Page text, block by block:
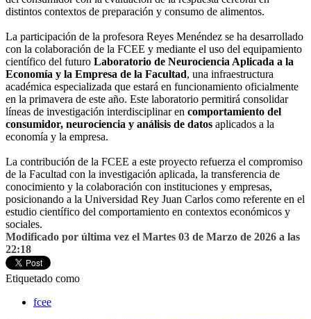
distintos contextos de preparación y consumo de alimentos.
La participación de la profesora Reyes Menéndez se ha desarrollado
con la colaboración de la FCEE y mediante el uso del equipamiento
científico del futuro Laboratorio de Neurociencia Aplicada a la
Economía y la Empresa de la Facultad, una infraestructura
académica especializada que estará en funcionamiento oficialmente
en la primavera de este año. Este laboratorio permitirá consolidar
líneas de investigación interdisciplinar en comportamiento del
consumidor, neurociencia y análisis de datos aplicados a la
economía y la empresa.
La contribución de la FCEE a este proyecto refuerza el compromiso
de la Facultad con la investigación aplicada, la transferencia de
conocimiento y la colaboración con instituciones y empresas,
posicionando a la Universidad Rey Juan Carlos como referente en el
estudio científico del comportamiento en contextos económicos y
sociales.
Modificado por última vez el Martes 03 de Marzo de 2026 a las
22:18
Etiquetado como
fcee